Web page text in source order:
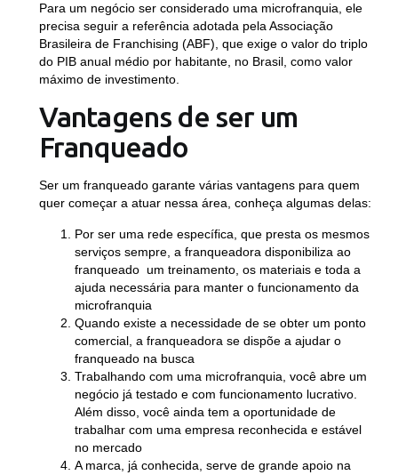
Para um negócio ser considerado uma microfranquia, ele
precisa seguir a referência adotada pela Associação
Brasileira de Franchising (ABF), que exige o valor do triplo
do PIB anual médio por habitante, no Brasil, como valor
máximo de investimento.
Vantagens de ser um
Franqueado
Ser um franqueado garante várias vantagens para quem
quer começar a atuar nessa área, conheça algumas delas:
Por ser uma rede específica, que presta os mesmos
serviços sempre, a franqueadora disponibiliza ao
franqueado um treinamento, os materiais e toda a
ajuda necessária para manter o funcionamento da
microfranquia
Quando existe a necessidade de se obter um ponto
comercial, a franqueadora se dispõe a ajudar o
franqueado na busca
Trabalhando com uma microfranquia, você abre um
negócio já testado e com funcionamento lucrativo.
Além disso, você ainda tem a oportunidade de
trabalhar com uma empresa reconhecida e estável
no mercado
A marca, já conhecida, serve de grande apoio na